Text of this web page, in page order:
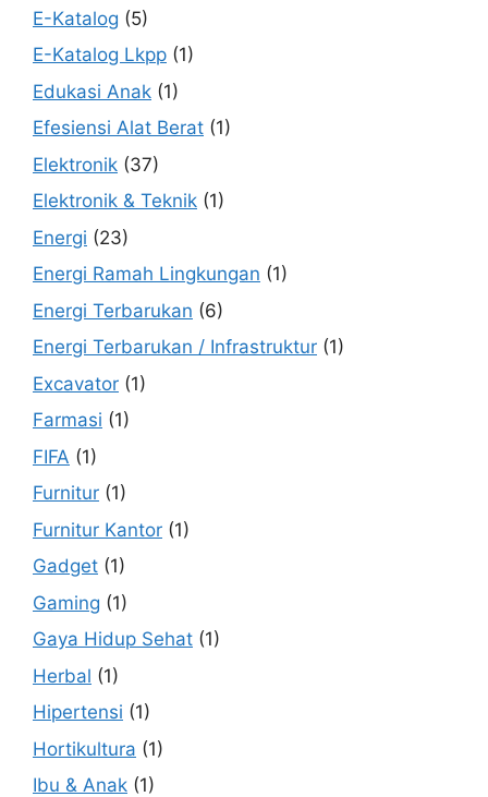
E-Katalog (5)
E-Katalog Lkpp (1)
Edukasi Anak (1)
Efesiensi Alat Berat (1)
Elektronik (37)
Elektronik & Teknik (1)
Energi (23)
Energi Ramah Lingkungan (1)
Energi Terbarukan (6)
Energi Terbarukan / Infrastruktur (1)
Excavator (1)
Farmasi (1)
FIFA (1)
Furnitur (1)
Furnitur Kantor (1)
Gadget (1)
Gaming (1)
Gaya Hidup Sehat (1)
Herbal (1)
Hipertensi (1)
Hortikultura (1)
Ibu & Anak (1)